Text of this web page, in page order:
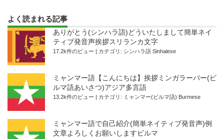
よく読まれる記事
ありがとう(シンハラ語)どういたしまして簡単ネイ
ティブ発音声挨拶スリランカ文字
17.2k件のビュー カテゴリ: シンハラ語 Sinhalese
ミャンマー語【こんにちは】挨拶ミンガラーバー(ビ
ルマ語あいさつ)アジア多言語
13.2k件のビュー カテゴリ: ミャンマー(ビルマ語) Burmese
ミャンマー語で自己紹介(簡単ネイティブ発音声)例
文章よろしくお願いしますビルマ